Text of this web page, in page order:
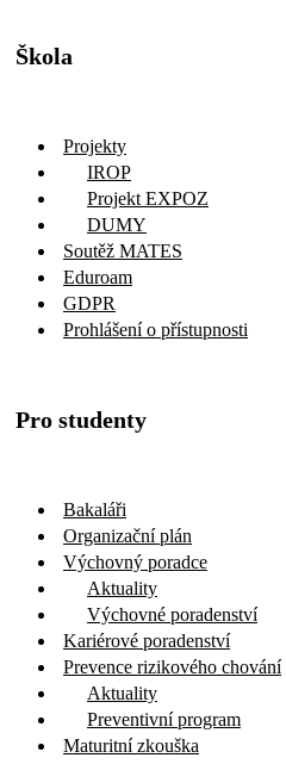
Škola
Projekty
IROP
Projekt EXPOZ
DUMY
Soutěž MATES
Eduroam
GDPR
Prohlášení o přístupnosti
Pro studenty
Bakaláři
Organizační plán
Výchovný poradce
Aktuality
Výchovné poradenství
Kariérové poradenství
Prevence rizikového chování
Aktuality
Preventivní program
Maturitní zkouška